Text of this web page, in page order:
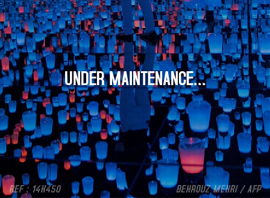
UNDER MAINTENANCE...
REF : 14H450 BEHROUZ MEHRI / AFP